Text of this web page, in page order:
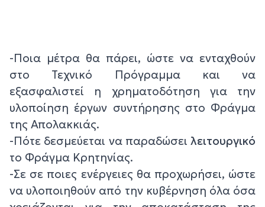
-Ποια μέτρα θα πάρει, ώστε να ενταχθούν
στο Τεχνικό Πρόγραμμα και να
εξασφαλιστεί η χρηματοδότηση για την
υλοποίηση έργων συντήρησης στο Φράγμα
της Απολακκιάς.
-Πότε δεσμεύεται να παραδώσει λειτουργικό
το Φράγμα Κρητηνίας.
-Σε σε ποιες ενέργειες θα προχωρήσει, ώστε
να υλοποιηθούν από την κυβέρνηση όλα όσα